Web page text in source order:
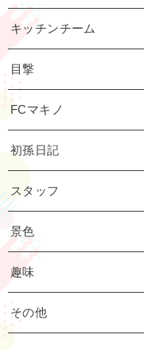
キッチンチーム
目撃
FCマキノ
初孫日記
スタッフ
景色
趣味
その他